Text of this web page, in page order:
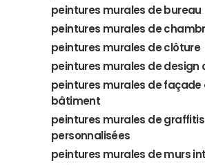
peintures murales de bureau
peintures murales de
peintures murales de clôture
peintures murales de design
peintures murales de façade
bâtiment
peintures murales de graffitis
personnalisées
peintures murales de murs